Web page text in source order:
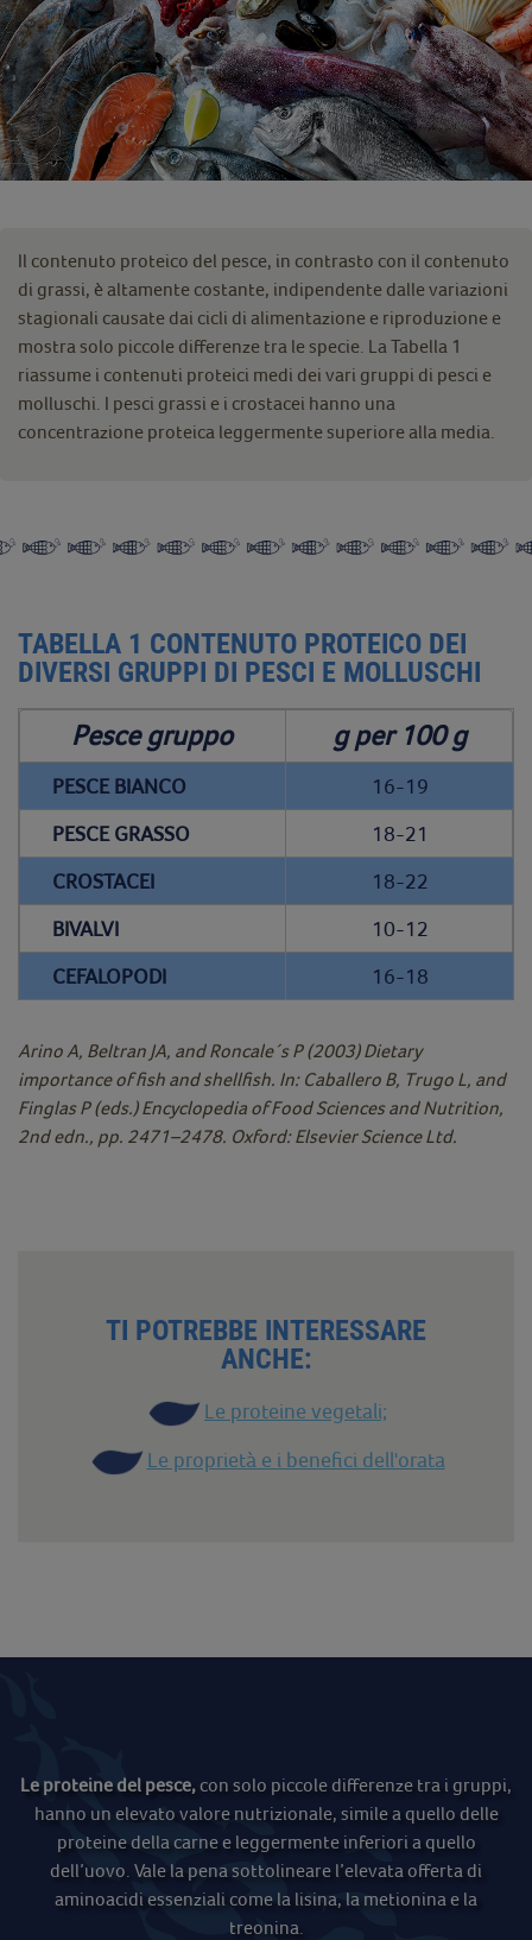
Il contenuto proteico del pesce, in contrasto con il contenuto
di grassi, è altamente costante, indipendente dalle variazioni
stagionali causate dai cicli di alimentazione e riproduzione e
mostra solo piccole differenze tra le specie. La Tabella 1
riassume i contenuti proteici medi dei vari gruppi di pesci e
molluschi. I pesci grassi e i crostacei hanno una
concentrazione proteica leggermente superiore alla media.
TABELLA 1 CONTENUTO PROTEICO DEI
DIVERSI GRUPPI DI PESCI E MOLLUSCHI
Pesce gruppo g per 100 g
PESCE BIANCO
16-19
PESCE GRASSO
18-21
CROSTACEI
18-22
BIVALVI
10-12
CEFALOPODI
16-18
Arino A, Beltran JA, and Roncale´s P (2003) Dietary
importance of fish and shellfish. In: Caballero B, Trugo L, and
Finglas P (eds.) Encyclopedia of Food Sciences and Nutrition,
2nd edn., pp. 2471–2478. Oxford: Elsevier Science Ltd.
TI POTREBBE INTERESSARE
ANCHE:
Le proteine vegetali;
Le proprietà e i benefici dell'orata
Le proteine del pesce, con solo piccole differenze tra i gruppi,
hanno un elevato valore nutrizionale, simile a quello delle
proteine della carne e leggermente inferiori a quello
dell’uovo. Vale la pena sottolineare l’elevata offerta di
aminoacidi essenziali come la lisina, la metionina e la
treonina.